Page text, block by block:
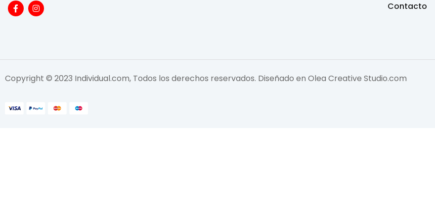
Contacto
Copyright © 2023 Individual.com, Todos los derechos reservados. Diseñado en Olea Creative Studio.com